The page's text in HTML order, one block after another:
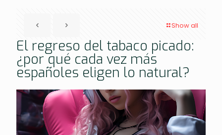
Show all
El regreso del tabaco picado:
¿por qué cada vez más
españoles eligen lo natural?